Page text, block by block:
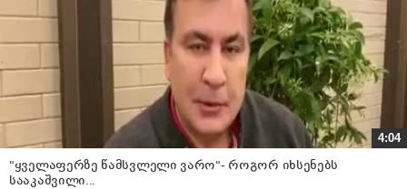
4:04
"ყველაფერზე წამსვლელი ვარო"- როგორ იხსენებს
სააკაშვილი...